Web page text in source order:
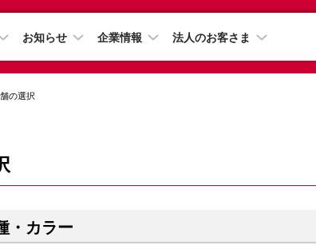
お知らせ 企業情報 法人のお客さま
の選択
・カラー